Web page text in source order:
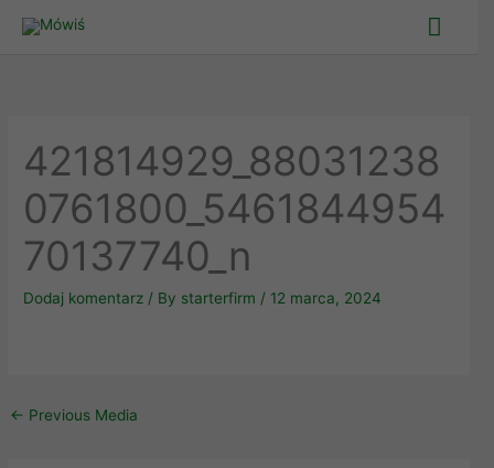
Main
421814929_88031238
0761800_5461844954
70137740_n
Dodaj komentarz / By starterfirm / 12 marca, 2024
← Previous Media